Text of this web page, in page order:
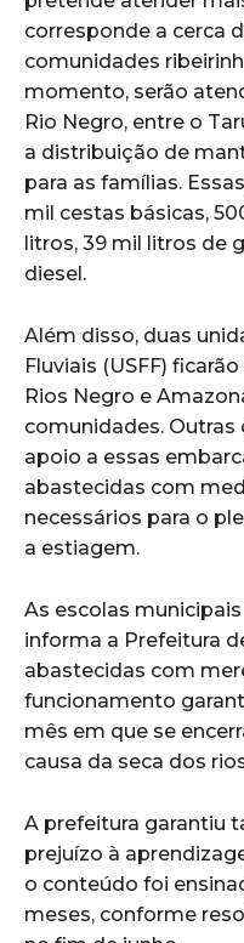
corresponde a cerca
comunidades
momento, serão
Rio Negro, entre o
a distribuição de
para as famílias.
mil cestas básicas,
litros, 39 mil litros de
diesel.
Além disso, duas
Fluviais (USFF)
Rios Negro e
comunidades. Outras
apoio a essas
abastecidas com
necessários para o
a estiagem.
As escolas
informa a Prefeitura
abastecidas com
funcionamento
mês em que se
causa da seca dos
A prefeitura garantiu
prejuízo à
o conteúdo foi
meses, conforme